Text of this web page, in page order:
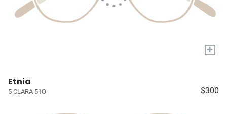
+
Etnia
5 CLARA 51O $300